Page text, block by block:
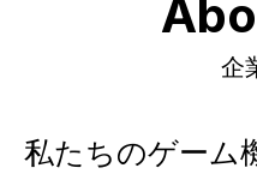
企
私たちのゲーム